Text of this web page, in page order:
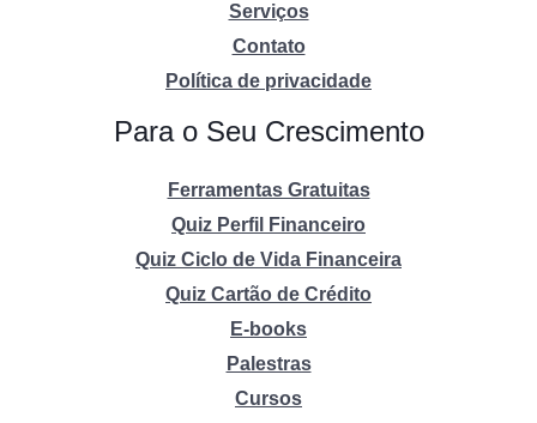
Serviços
Contato
Política de privacidade
Para o Seu Crescimento
Ferramentas Gratuitas
Quiz Perfil Financeiro
Quiz Ciclo de Vida Financeira
Quiz Cartão de Crédito
E-books
Palestras
Cursos